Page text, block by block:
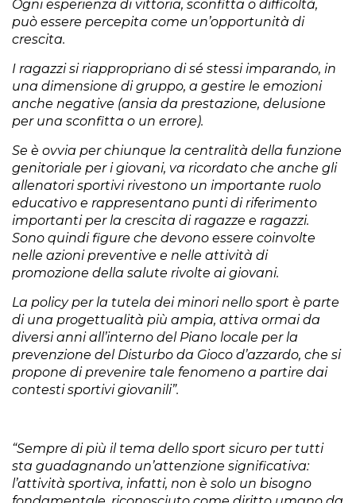
Ogni esperienza di vittoria, sconfitta o difficoltà,
può essere percepita come un’opportunità di
crescita.
I ragazzi si riappropriano di sé stessi imparando, in
una dimensione di gruppo, a gestire le emozioni
anche negative (ansia da prestazione, delusione
per una sconfitta o un errore).
Se è ovvia per chiunque la centralità della funzione
genitoriale per i giovani, va ricordato che anche gli
allenatori sportivi rivestono un importante ruolo
educativo e rappresentano punti di riferimento
importanti per la crescita di ragazze e ragazzi.
Sono quindi figure che devono essere coinvolte
nelle azioni preventive e nelle attività di
promozione della salute rivolte ai giovani.
La policy per la tutela dei minori nello sport è parte
di una progettualità più ampia, attiva ormai da
diversi anni all’interno del Piano locale per la
prevenzione del Disturbo da Gioco d’azzardo, che si
propone di prevenire tale fenomeno a partire dai
contesti sportivi giovanili”.
“Sempre di più il tema dello sport sicuro per tutti
sta guadagnando un’attenzione significativa:
l’attività sportiva, infatti, non è solo un bisogno